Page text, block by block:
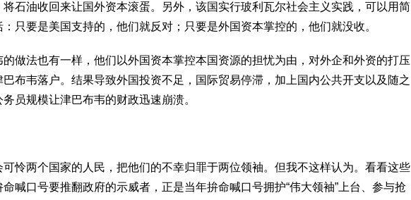
将石油收回来让国外资本滚蛋。另外，该国实行玻利瓦尔社会主义实践，可以用简
只要是美国支持的，他们就反对；只要是外国资本掌控的，他们就没收。
法也有一样，他们以外国资本掌控本国资源的担忧为由，对外企和外资的打压
布韦落户。结果导致外国投资不足，国际贸易停滞，加上国内公共开支以及随之
员规模让津巴布韦的财政迅速崩溃。
两个国家的人民，把他们的不幸归罪于两位领袖。但我不这样认为。看看这些
喊口号要推翻政府的示威者，正是当年拚命喊口号拥护“伟大领袖”上台、参与抢